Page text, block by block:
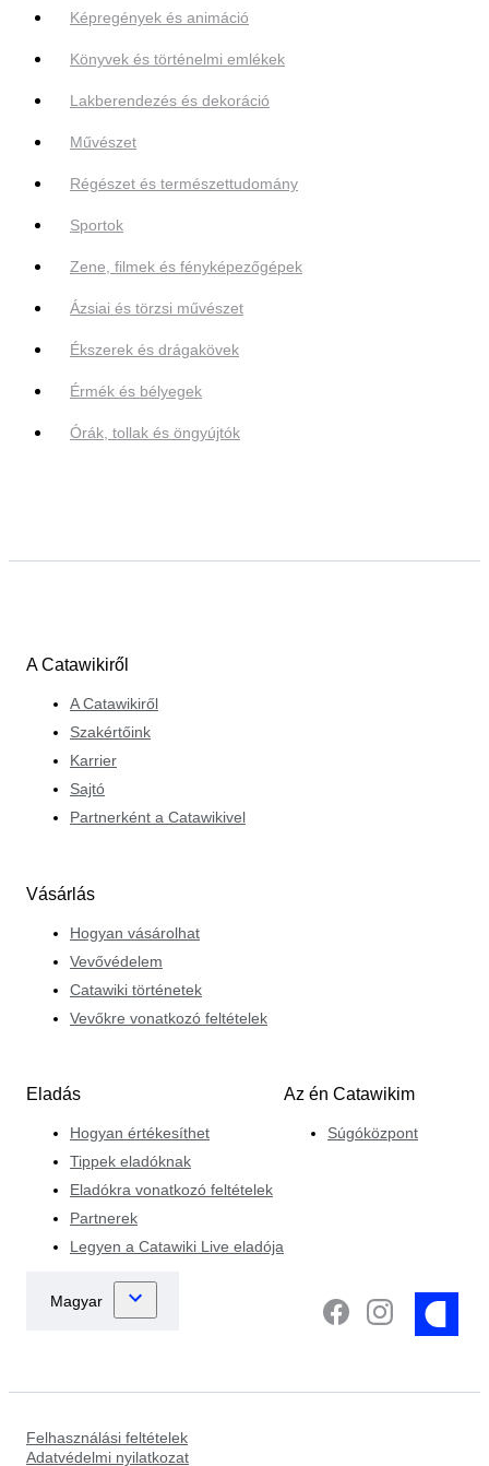
Képregények és animáció
Könyvek és történelmi emlékek
Lakberendezés és dekoráció
Művészet
Régészet és természettudomány
Sportok
Zene, filmek és fényképezőgépek
Ázsiai és törzsi művészet
Ékszerek és drágakövek
Érmék és bélyegek
Órák, tollak és öngyújtók
A Catawikiről
A Catawikiről
Szakértőink
Karrier
Sajtó
Partnerként a Catawikivel
Vásárlás
Hogyan vásárolhat
Vevővédelem
Catawiki történetek
Vevőkre vonatkozó feltételek
Eladás
Hogyan értékesíthet
Tippek eladóknak
Eladókra vonatkozó feltételek
Partnerek
Legyen a Catawiki Live eladója
Az én Catawikim
Súgóközpont
Felhasználási feltételek
Adatvédelmi nyilatkozat